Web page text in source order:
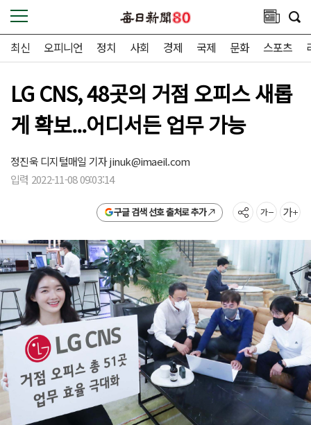
최신 오피니언 정치 사회 경제 국제 문화 스포츠
LG CNS, 48곳의 거점 오피스 새롭
게 확보...어디서든 업무 가능
정진욱 디지털매일 기자jinuk@imaeil.com
입력 2022-11-08 09:03:14
구글 검색 선호 출처로 추가